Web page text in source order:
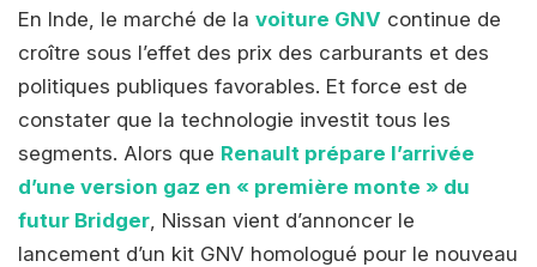
En Inde, le marché de la voiture GNV continue de
croître sous l’effet des prix des carburants et des
politiques publiques favorables. Et force est de
constater que la technologie investit tous les
segments. Alors que Renault prépare l’arrivée
d’une version gaz en « première monte » du
futur Bridger , Nissan vient d’annoncer le
lancement d’un kit GNV homologué pour le nouveau